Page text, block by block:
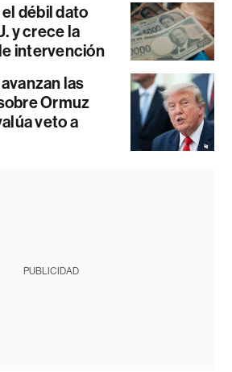
débil dato
y crece la
intervención
las
Ormuz
veto a
PUBLICIDAD